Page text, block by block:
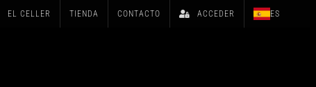
EL CELLER TIENDA CONTACTO ACCEDER ES